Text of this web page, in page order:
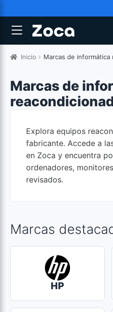
Inicio Marcas de informática
Marcas de
Explora equipos
fabricante. Accede a
en Zoca y encuentra
ordenadores,
revisados.
Marcas
HP